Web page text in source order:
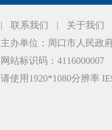
| 联系我们 | 关于我们
主办单位：周口市人民政
网站标识码：4116000007
请使用1920*1080分辨率